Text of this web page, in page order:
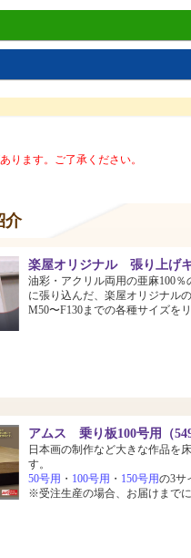
ります。ご了承ください。
介
楽屋オリジナル 張り上げ
油彩・アクリル両用の亜麻100
に張り込んだ、楽屋オリジナル
M50〜F130までの各種サイズを
アムス 乗り板100号用（
日本画の制作など大きな作品を
す。
50号用 ・ 100号用 ・ 150号用の3サ
※受注生産の場合、お届けまで